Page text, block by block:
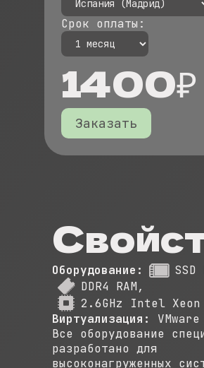
Срок оплаты:
1400₽
Заказать
Оборудование: SSD
DDR4 RAM,
2.6GHz Intel Xeon
Виртуализация:
VMware
Все оборудование
разработано для
высоконагруженных